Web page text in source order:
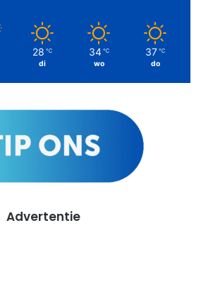
28 ℃
di
34 ℃
wo
37 ℃
do
Advertentie